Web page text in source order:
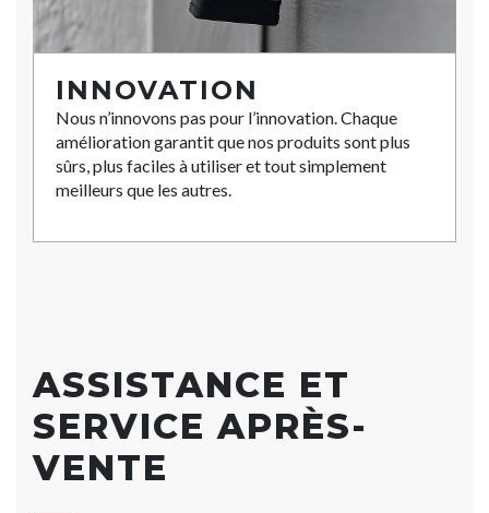
INNOVATION
Nous n’innovons pas pour l’innovation. Chaque
amélioration garantit que nos produits sont plus
sûrs, plus faciles à utiliser et tout simplement
meilleurs que les autres.
ASSISTANCE ET
SERVICE APRÈS-
VENTE